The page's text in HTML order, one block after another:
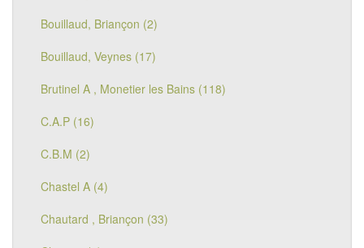
Bouillaud, Briançon (2)
Bouillaud, Veynes (17)
Brutinel A , Monetier les Bains (118)
C.A.P (16)
C.B.M (2)
Chastel A (4)
Chautard , Briançon (33)